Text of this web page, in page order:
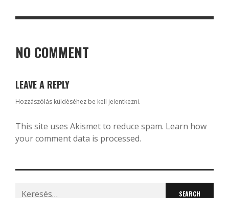
NO COMMENT
LEAVE A REPLY
Hozzászólás küldéséhez be kell jelentkezni.
This site uses Akismet to reduce spam. Learn how
your comment data is processed.
Search